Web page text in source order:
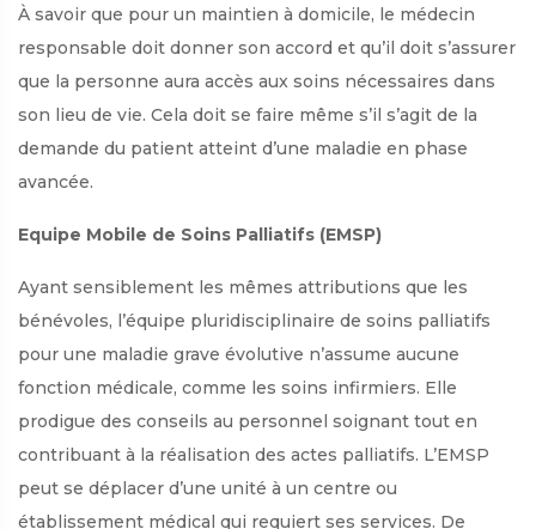
À savoir que pour un maintien à domicile, le médecin
responsable doit donner son accord et qu’il doit s’assurer
que la personne aura accès aux soins nécessaires dans
son lieu de vie. Cela doit se faire même s’il s’agit de la
demande du patient atteint d’une maladie en phase
avancée.
Equipe Mobile de Soins Palliatifs (EMSP)
Ayant sensiblement les mêmes attributions que les
bénévoles, l’équipe pluridisciplinaire de soins palliatifs
pour une maladie grave évolutive n’assume aucune
fonction médicale, comme les soins infirmiers. Elle
prodigue des conseils au personnel soignant tout en
contribuant à la réalisation des actes palliatifs. L’EMSP
peut se déplacer d’une unité à un centre ou
établissement médical qui requiert ses services. De